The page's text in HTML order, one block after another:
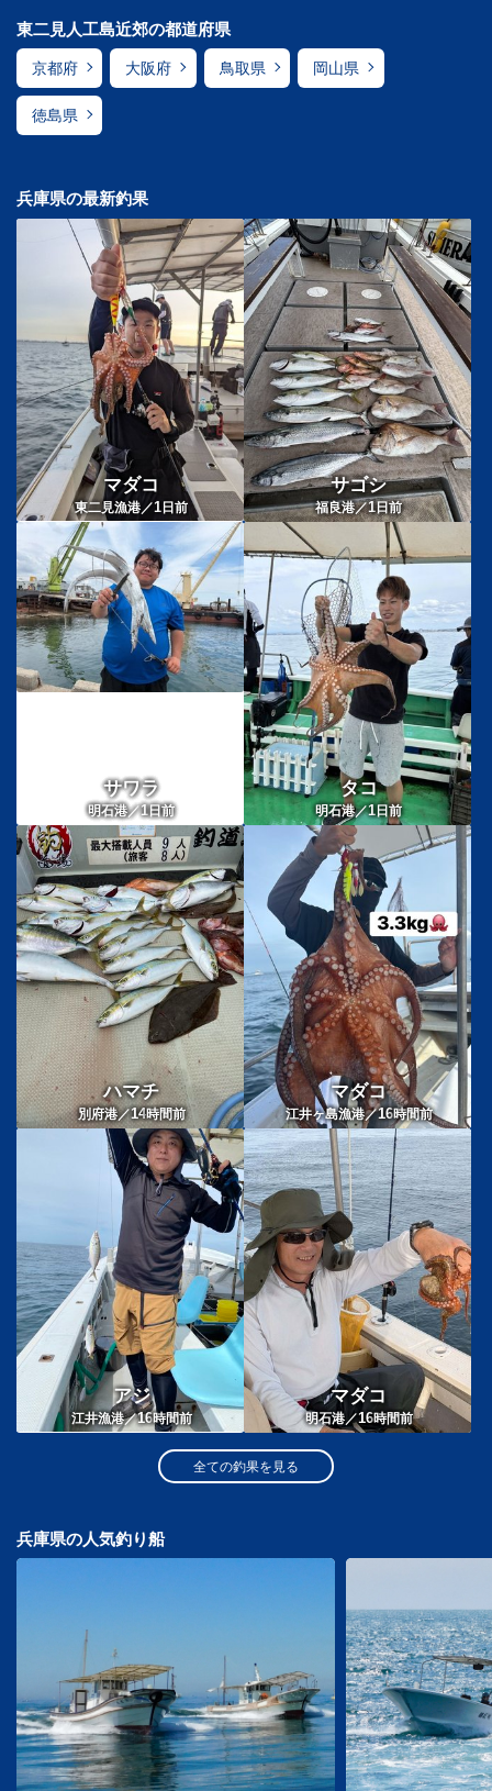
東二見人工島近郊の都道府県
京都府 大阪府 鳥取県 岡山県
徳島県
兵庫県の最新釣果
マダコ
東二見漁港／1 日前
サゴシ
福良港／1日前
サワラ
明石港／1日前
タコ
明石港／1 日前
ハマチ
別府港／14時間前
マダコ
江井ヶ島漁港／16時間前
アジ
江井漁港／16時間前
マダコ
明石港／16時間前
全ての釣果を見る
兵庫県の人気釣り船